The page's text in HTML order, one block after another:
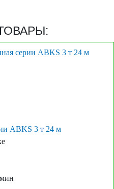
ABKS 3 т 24 м